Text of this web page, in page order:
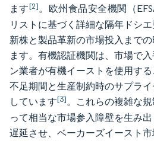
ます[2]。欧州食品安全機関（
リストに基づく詳細な隔年ドシエ
新株と製品革新の市場投入まで
ます。有機認証機関は、市場で
ン業者が有機イーストを使用する
不足期間と生産制約時のサプラ
しています[3]。これらの複雑な
って相当な市場参入障壁を生み
遅延させ、ベーカーズイースト